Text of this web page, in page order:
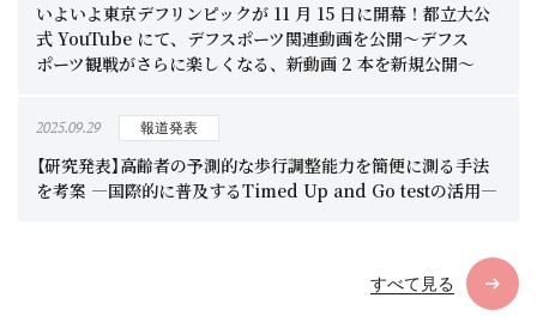
いよいよ東京デフリンピックが 11 月 15 日に開幕！都立大公
式 YouTube にて、デフスポーツ関連動画を公開～デフス
ポーツ観戦がさらに楽しくなる、新動画 2 本を新規公開～
2025.09.29 報道発表
【研究発表】高齢者の予測的な歩行調整能力を簡便に測る手法
を考案 ―国際的に普及するTimed Up and Go testの活用―
すべて見る